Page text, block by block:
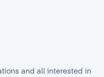
and all interested in